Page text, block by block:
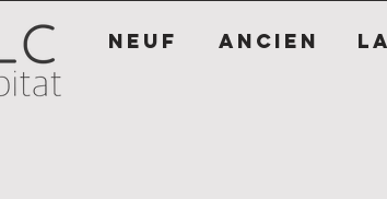
NEUF ANCIEN